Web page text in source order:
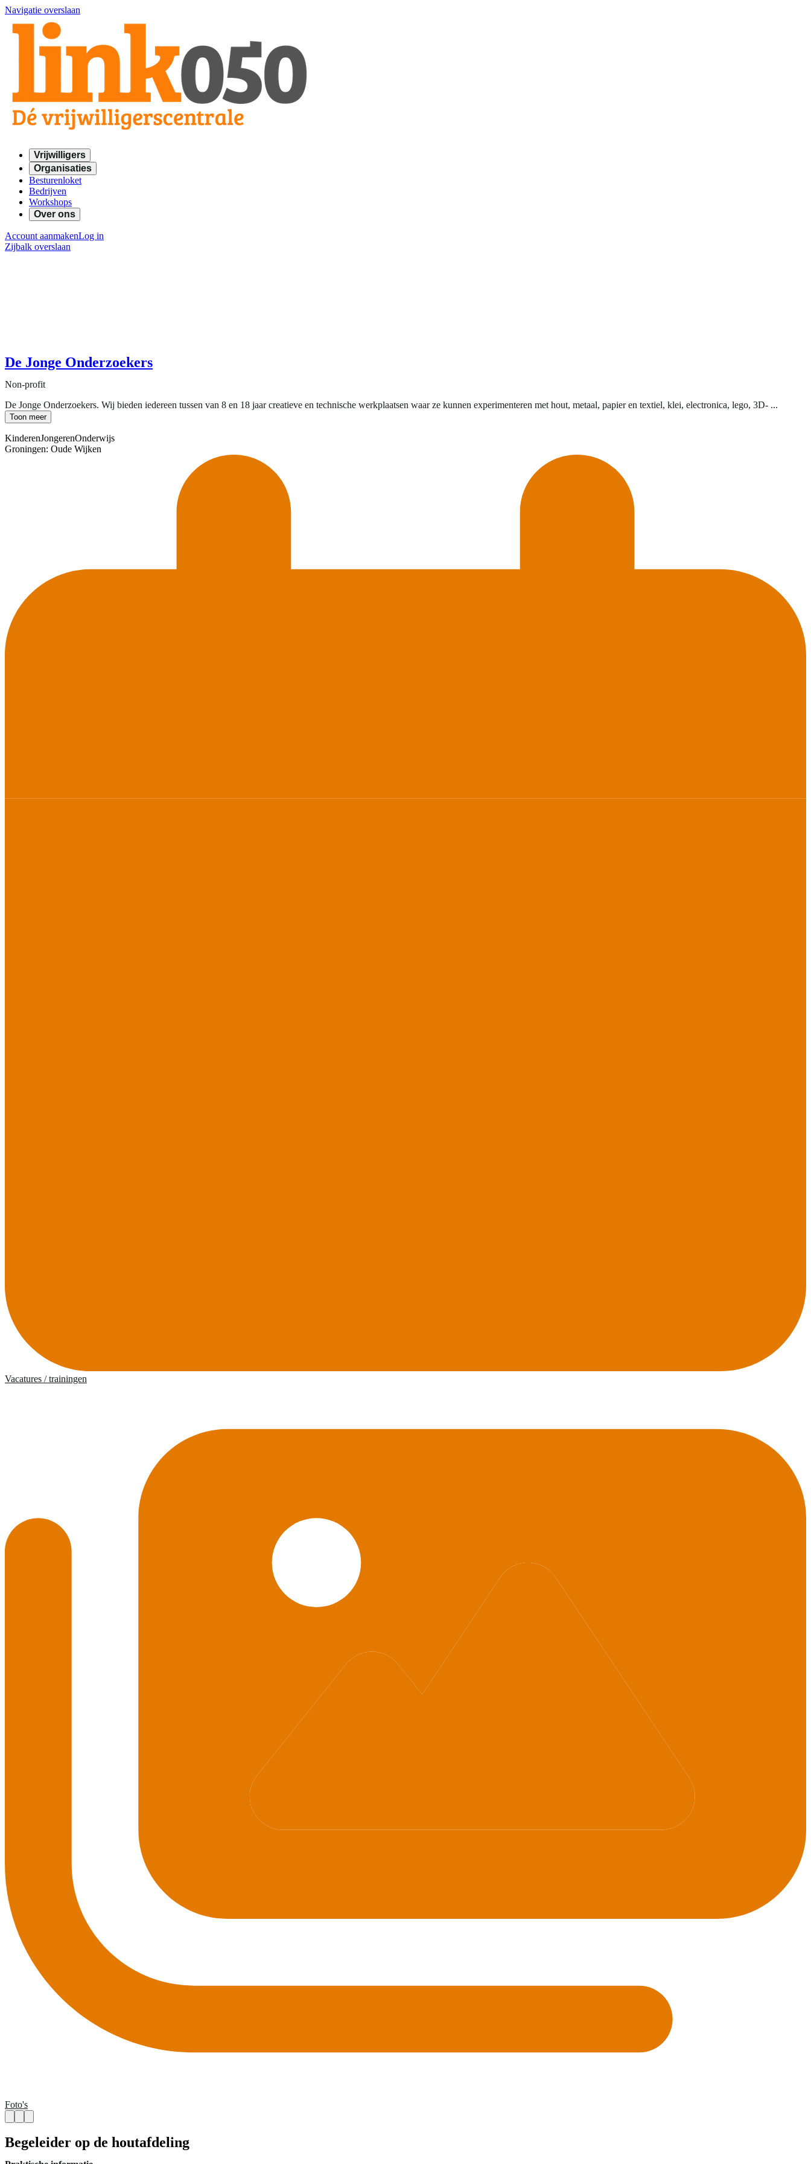
Navigatie overslaan
Vrijwilligers
Organisaties
Besturenloket
Bedrijven
Workshops
Over ons
Account aanmakenLog in
Zijbalk overslaan
De Jonge Onderzoekers
Non-profit
De Jonge Onderzoekers. Wij bieden iedereen tussen van 8 en 18 jaar creatieve en technische werkplaatsen waar ze kunnen experimenteren met hout, metaal, papier en textiel, klei, electronica, lego, 3D- ...
Toon meer
KinderenJongerenOnderwijs
Groningen: Oude Wijken
Vacatures / trainingen
Foto's
Begeleider op de houtafdeling